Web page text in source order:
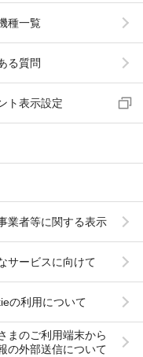
種一覧
る質問
ト表示設定
業者等に関する表示
サービスに向けて
の利用について
まのご利用端末から
の外部送信について